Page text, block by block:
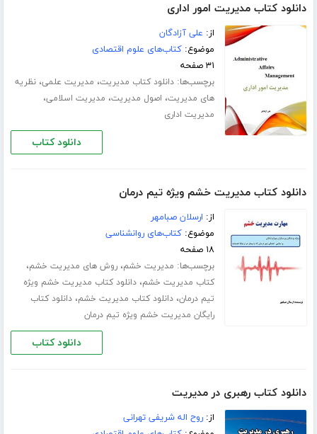
دانلود کتاب مدیریت امور اداری
از: علی آزادگان
موضوع:کتاب‌های علوم اقتصادی
۳۱ صفحه
برچسب‌ها:دانلود کتاب مدیریت، مدیریت علمی،نظریه
های مدیریت، اصول مدیریت، مدیریت اسلامی،
مدیریت اداری
دانلود کتاب
دانلود کتاب مدیریت خشم ویژه تیم درمان
از: ارسلان صبامهر
موضوع:کتاب‌های روانشناسی
۱۸ صفحه
برچسب‌ها: مدیریت خشم،روش های مدیریت خشم،
کتاب مدیریت خشم،دانلود کتاب مدیریت خشم ویژه
تیم درمان،دانلود کتاب مدیریت خشم،دانلود کتاب
رایگان مدیریت خشم ویژه تیم درمان
دانلود کتاب
دانلود کتاب رهبری در مدیریت
از:روح اله شریفی تهرانی